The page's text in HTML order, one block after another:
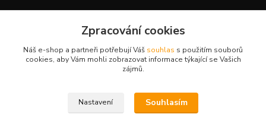
+420774877333
obchod@zipsy.cz
Zpracování cookies
Náš e-shop a partneři potřebují Váš souhlas s použitím souborů
cookies, aby Vám mohli zobrazovat informace týkající se Vašich
zájmů.
Nastavení Souhlasím